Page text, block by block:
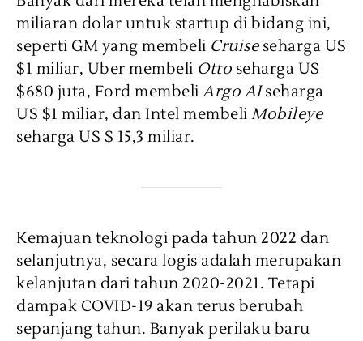
miliaran dolar untuk startup di bidang ini,
seperti GM yang membeli Cruiseseharga US
$1 miliar, Uber membeli Otto seharga US
$680 juta, Ford membeli Argo AIseharga
US $1 miliar, dan Intel membeli Mobileye
seharga US $ 15,3 miliar.
Kemajuan teknologi pada tahun 2022 dan
selanjutnya, secara logis adalah merupakan
kelanjutan dari tahun 2020-2021. Tetapi
dampak COVID-19 akan terus berubah
sepanjang tahun. Banyak perilaku baru